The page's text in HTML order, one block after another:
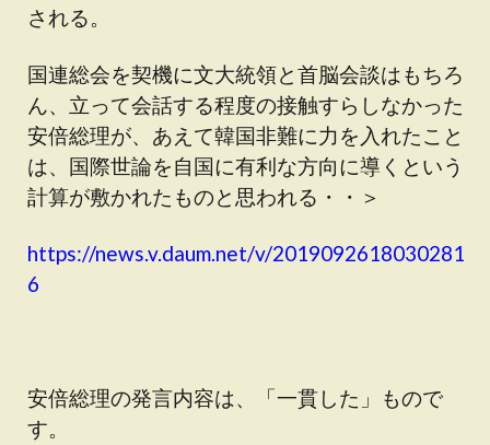
される。
国連総会を契機に文大統領と首脳会談はもちろ
ん、立って会話する程度の接触すらしなかった
安倍総理が、あえて韓国非難に力を入れたこと
は、国際世論を自国に有利な方向に導くという
計算が敷かれたものと思われる・・＞
https://news.v.daum.net/v/2019092618030281
6
安倍総理の発言内容は、「一貫した」もので
す。